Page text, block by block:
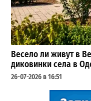
Весело ли живут в
диковинки села в
26-07-2026 в 16:51